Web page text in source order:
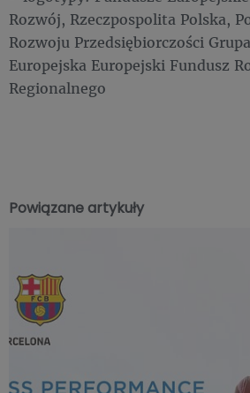
Powiązane artykuły